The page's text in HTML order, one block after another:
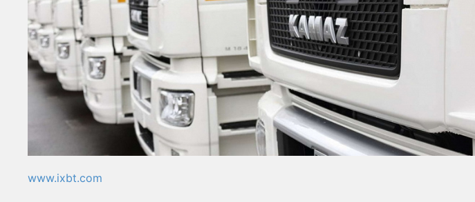
www.ixbt.com